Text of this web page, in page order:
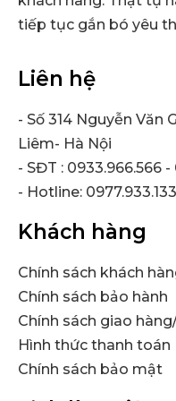
tiếp tục gắn bó yêu
Liên hệ
- Số 314 Nguyễn Văn
Liêm- Hà Nội
- SĐT : 0933.966.566
- Hotline: 0977.933.133
Khách hàng
Chính sách khách
Chính sách bảo hành
Chính sách giao
Hình thức thanh toán
Chính sách bảo mật